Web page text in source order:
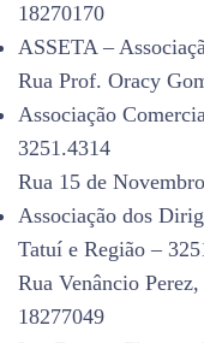
18270170
ASSETA –
Rua Prof. Oracy
Associação
3251.4314
Rua 15 de
Associação dos
Tatuí e Região –
Rua Venâncio
18277049